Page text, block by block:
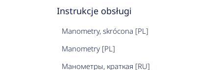
Instrukcje obsługi
Manometry, skrócona [PL]
Manometry [PL]
Манометры, краткая [RU]